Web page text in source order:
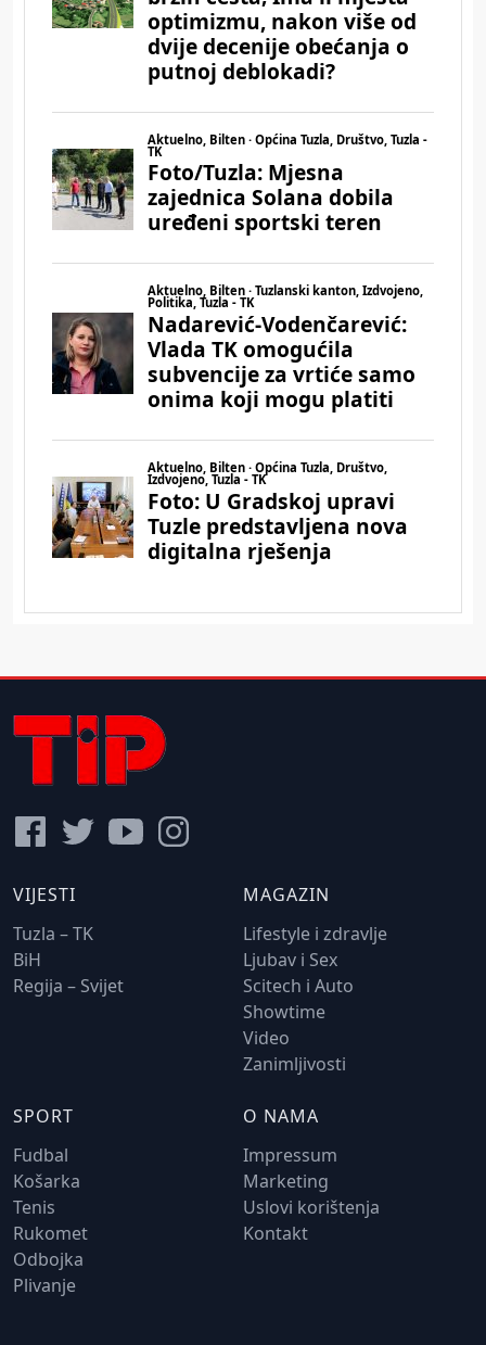
VIJESTI
Tuzla – TK
BiH
Regija – Svijet
MAGAZIN
Lifestyle i zdravlje
Ljubav i Sex
Scitech i Auto
Showtime
Video
Zanimljivosti
SPORT
Fudbal
Košarka
Tenis
Rukomet
Odbojka
Plivanje
O NAMA
Impressum
Marketing
Uslovi korištenja
Kontakt